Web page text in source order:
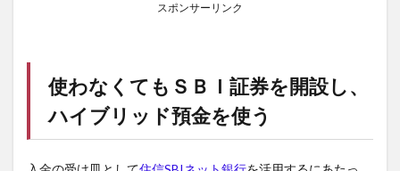
スポンサーリンク
使わなくても ＳＢＩ証券を開設し、
ハイブリッド預金を使う